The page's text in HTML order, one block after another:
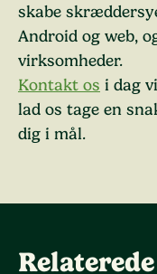
skabe
Android og web,
virksomheder.
Kontakt os i dag
lad os tage en
dig i mål.